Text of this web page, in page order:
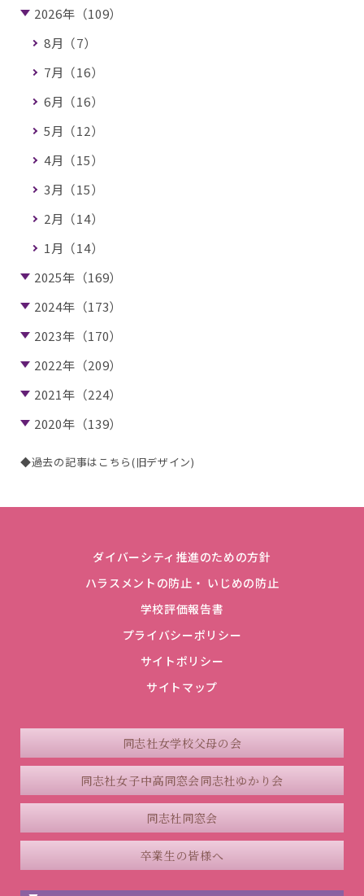
2026年（109）
8月（7）
7月（16）
6月（16）
5月（12）
4月（15）
3月（15）
2月（14）
1月（14）
2025年（169）
2024年（173）
2023年（170）
2022年（209）
2021年（224）
2020年（139）
◆過去の記事はこちら(旧デザイン)
ダイバーシティ推進のための方針
ハラスメントの防止・ いじめの防止
学校評価報告書
プライバシーポリシー
サイトポリシー
サイトマップ
同志社女学校父母の会
同志社女子中高同窓会同志社ゆかり会
同志社同窓会
卒業生の皆様へ